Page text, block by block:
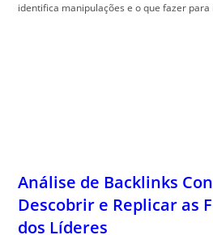
identifica manipulações e o que fazer
Análise de Backlinks
Descobrir e Replicar as
dos Líderes